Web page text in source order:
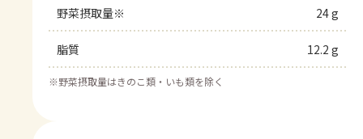
野菜摂取量※ 24 g
脂質 12.2 g
※野菜摂取量はきのこ類・いも類を除く